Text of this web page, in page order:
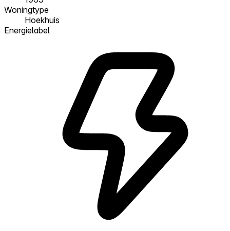
Woningtype
Hoekhuis
Energielabel